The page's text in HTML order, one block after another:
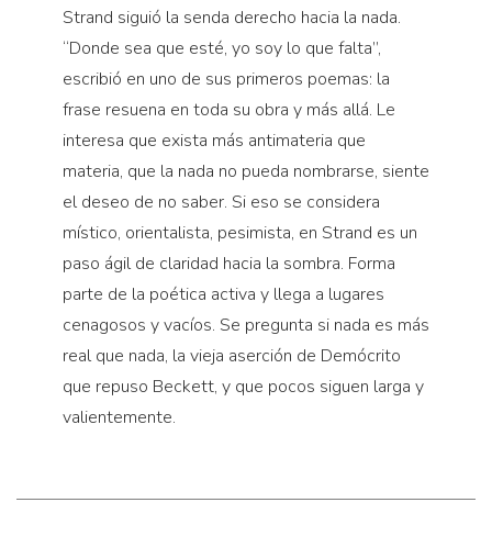
Strand siguió la senda derecho hacia la nada.
“Donde sea que esté, yo soy lo que falta”,
escribió en uno de sus primeros poemas: la
frase resuena en toda su obra y más allá. Le
interesa que exista más antimateria que
materia, que la nada no pueda nombrarse, siente
el deseo de no saber. Si eso se considera
místico, orientalista, pesimista, en Strand es un
paso ágil de claridad hacia la sombra. Forma
parte de la poética activa y llega a lugares
cenagosos y vacíos. Se pregunta si nada es más
real que nada, la vieja aserción de Demócrito
que repuso Beckett, y que pocos siguen larga y
valientemente.